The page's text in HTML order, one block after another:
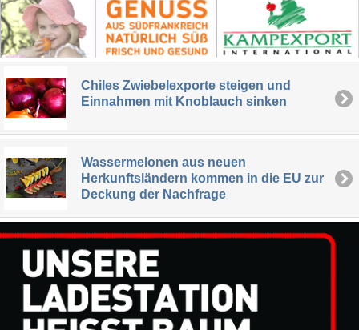
Chiles Zwiebelexporte steigen und
Einnahmen mit Knoblauch sinken
Wassermelonen aus neuen
Herkunftsländern kommen in die EU zur
Deckung der Nachfrage